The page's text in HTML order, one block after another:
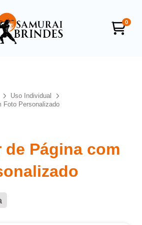
0
Uso Individual
Foto Personalizado
de Página com